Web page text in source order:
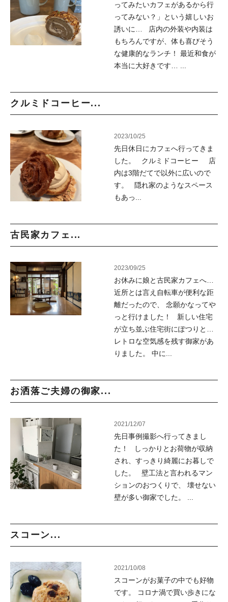
ってみたいカフェがあるから行
ってみない？」という嬉しいお
誘いに… 店内の外装や内装は
もちろんですが、体も喜びそう
な健康的なランチ！ 最近和食が
本当に大好きです… ...
クルミドコーヒー...
2023/10/25
先日休日にカフェへ行ってきま
した。 クルミドコーヒー 店
内は3階だてで以外に広いので
す。 隠れ家のようなスペース
もあっ...
古民家カフェ...
2023/09/25
お休みに娘と古民家カフェへ…
近所とは言え自転車が便利な距
離だったので、 念願かなってや
っと行けました！ 新しい住宅
が立ち並ぶ住宅街にぽつりと…
レトロな空気感を残す御家があ
りました。 中に...
お洒落ご夫婦の御家...
2021/12/07
先日事例撮影へ行ってきまし
た！ しっかりとお荷物が収納
され、すっきり綺麗にお暮しで
した。 壁工法と言われるマン
ションのおつくりで、 壊せない
壁が多い御家でした。 ...
スコーン...
2021/10/08
スコーンがお菓子の中でも好物
です。 コロナ渦で買い歩きにな